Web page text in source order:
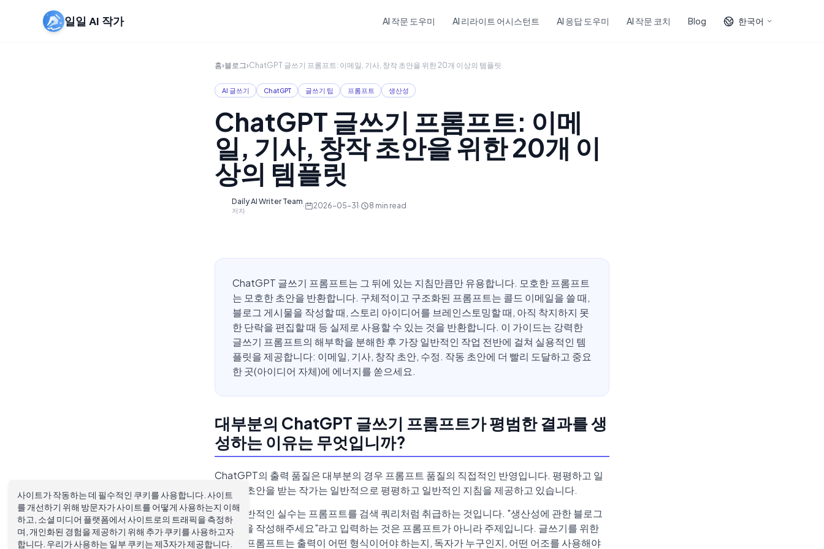
일일 AI 작가 AI 작문 도우미 AI 리라이트 어시스턴트 AI 응답 도우미 AI 작문 코치 Blog 한국어
홈›블로그›ChatGPT 글쓰기 프롬프트: 이메일, 기사, 창작 초안을 위한 20개 이상의 템플릿
AI 글쓰기 ChatGPT 글쓰기 팁 프롬프트 생산성
ChatGPT 글쓰기 프롬프트: 이메
일, 기사, 창작 초안을 위한 20개 이
상의 템플릿
Daily AI Writer Team
저자
· 2026-05-31· 8 min read
ChatGPT 글쓰기 프롬프트는 그 뒤에 있는 지침만큼만 유용합니다. 모호한 프롬프트
는 모호한 초안을 반환합니다. 구체적이고 구조화된 프롬프트는 콜드 이메일을 쓸 때,
블로그 게시물을 작성할 때, 스토리 아이디어를 브레인스토밍할 때, 아직 착지하지 못
한 단락을 편집할 때 등 실제로 사용할 수 있는 것을 반환합니다. 이 가이드는 강력한
글쓰기 프롬프트의 해부학을 분해한 후 가장 일반적인 작업 전반에 걸쳐 실용적인 템
플릿을 제공합니다: 이메일, 기사, 창작 초안, 수정. 작동 초안에 더 빨리 도달하고 중요
한 곳(아이디어 자체)에 에너지를 쏟으세요.
대부분의 ChatGPT 글쓰기 프롬프트가 평범한 결과를 생
성하는 이유는 무엇입니까?
ChatGPT의 출력 품질은 대부분의 경우 프롬프트 품질의 직접적인 반영입니다. 평평하고 일
반적인 초안을 받는 작가는 일반적으로 평평하고 일반적인 지침을 제공하고 있습니다.
가장 일반적인 실수는 프롬프트를 검색 쿼리처럼 취급하는 것입니다. "생산성에 관한 블로그
게시물을 작성해주세요"라고 입력하는 것은 프롬프트가 아니라 주제입니다. 글쓰기를 위한
유용한 프롬프트는 출력이 어떤 형식이어야 하는지, 독자가 누구인지, 어떤 어조를 사용해야
사이트가 작동하는 데 필수적인 쿠키를 사용합니다. 사이트
를 개선하기 위해 방문자가 사이트를 어떻게 사용하는지 이해
하고, 소셜 미디어 플랫폼에서 사이트로의 트래픽을 측정하
며, 개인화된 경험을 제공하기 위해 추가 쿠키를 사용하고자
합니다. 우리가 사용하는 일부 쿠키는 제3자가 제공합니다.